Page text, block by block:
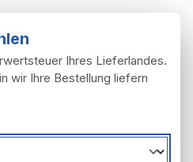
Ihres Lieferlandes.
wir Ihre Bestellung liefern